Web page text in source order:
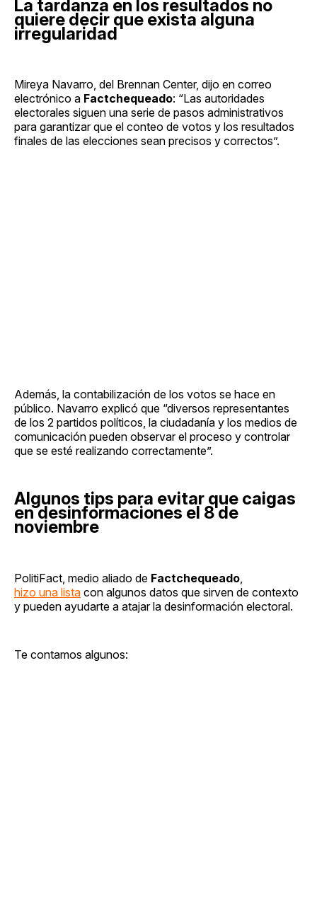
La tardanza en los resultados no
quiere decir que exista alguna
irregularidad
Mireya Navarro, del Brennan Center, dijo en correo
electrónico a Factchequeado: “Las autoridades
electorales siguen una serie de pasos administrativos
para garantizar que el conteo de votos y los resultados
finales de las elecciones sean precisos y correctos”.
Además, la contabilización de los votos se hace en
público. Navarro explicó que “diversos representantes
de los 2 partidos políticos, la ciudadanía y los medios de
comunicación pueden observar el proceso y controlar
que se esté realizando correctamente”.
Algunos tips para evitar que caigas
en desinformaciones el 8 de
noviembre
PolitiFact, medio aliado de Factchequeado,
hizo una lista con algunos datos que sirven de contexto
y pueden ayudarte a atajar la desinformación electoral.
Te contamos algunos: